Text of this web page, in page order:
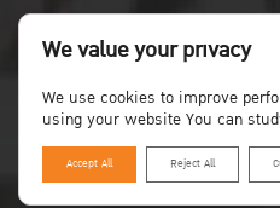
Copyright©Faculty
We value your privacy
We use cookies to improve
using your website You can
Accept All Reject All